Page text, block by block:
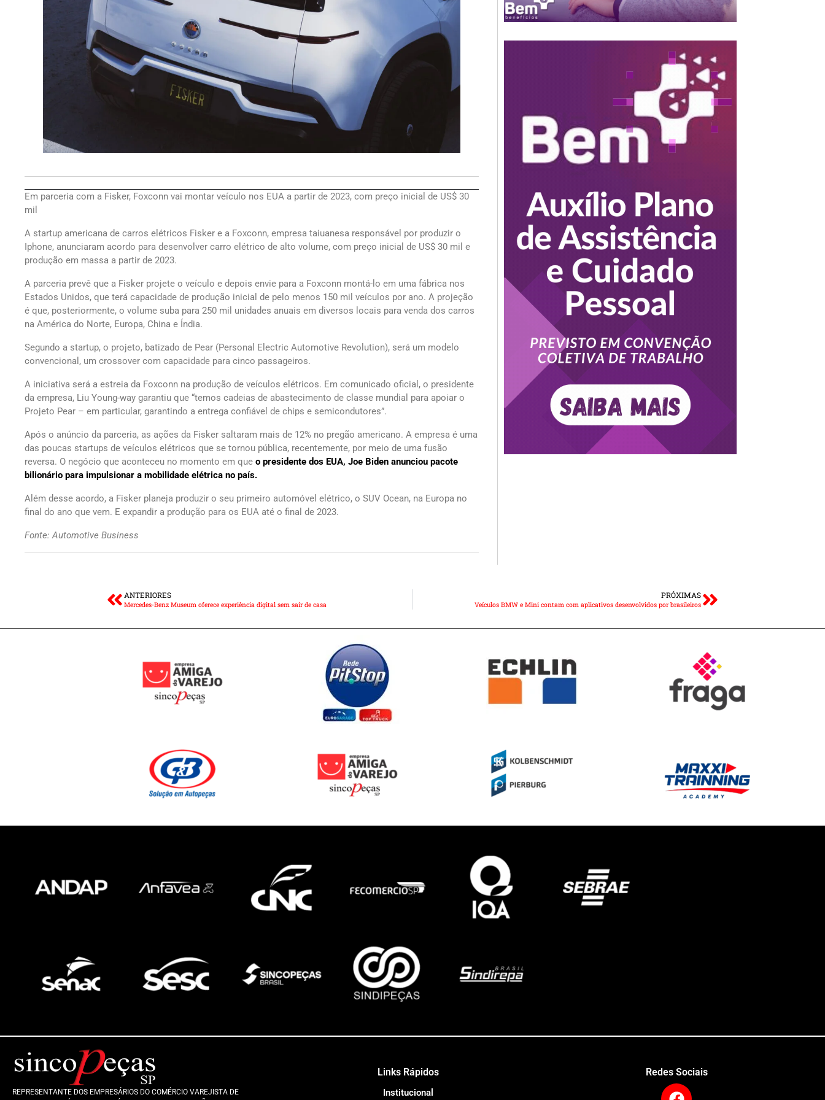
Em parceria com a Fisker, Foxconn vai montar veículo nos EUA a partir de 2023, com preço inicial de US$ 30
mil
A startup americana de carros elétricos Fisker e a Foxconn, empresa taiuanesa responsável por produzir o
Iphone, anunciaram acordo para desenvolver carro elétrico de alto volume, com preço inicial de US$ 30 mil e
produção em massa a partir de 2023.
A parceria prevê que a Fisker projete o veículo e depois envie para a Foxconn montá-lo em uma fábrica nos
Estados Unidos, que terá capacidade de produção inicial de pelo menos 150 mil veículos por ano. A projeção
é que, posteriormente, o volume suba para 250 mil unidades anuais em diversos locais para venda dos carros
na América do Norte, Europa, China e Índia.
Segundo a startup, o projeto, batizado de Pear (Personal Electric Automotive Revolution), será um modelo
convencional, um crossover com capacidade para cinco passageiros.
A iniciativa será a estreia da Foxconn na produção de veículos elétricos. Em comunicado oficial, o presidente
da empresa, Liu Young-way garantiu que “temos cadeias de abastecimento de classe mundial para apoiar o
Projeto Pear – em particular, garantindo a entrega confiável de chips e semicondutores”.
Após o anúncio da parceria, as ações da Fisker saltaram mais de 12% no pregão americano. A empresa é uma
das poucas startups de veículos elétricos que se tornou pública, recentemente, por meio de uma fusão
reversa. O negócio que aconteceu no momento em que o presidente dos EUA, Joe Biden anunciou pacote
bilionário para impulsionar a mobilidade elétrica no país.
Além desse acordo, a Fisker planeja produzir o seu primeiro automóvel elétrico, o SUV Ocean, na Europa no
final do ano que vem. E expandir a produção para os EUA até o final de 2023.
Fonte: Automotive Business
ANTERIORES
Mercedes-Benz Museum oferece experiência digital sem sair de casa
PRÓXIMAS
Veículos BMW e Mini contam com aplicativos desenvolvidos por brasileiros
REPRESENTANTE DOS EMPRESÁRIOS DO COMÉRCIO VAREJISTA DE
Links Rápidos
Institucional
Redes Sociais